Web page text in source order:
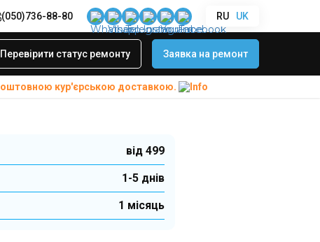
(050)736-88-80 RU UK
Перевірити статус ремонту Заявка на ремонт
кур'єрською доставкою.
Revolve+ II
(aux і
SoundLink
від 499
1-5 днів
1 місяць